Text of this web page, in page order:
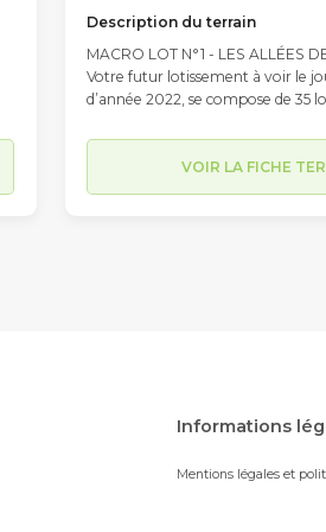
Description du terrain
MACRO LOT N°1 - LES ALLÉES
Votre futur lotissement à voir le
d’année 2022, se compose de 35
comportera également deux
750m2 (pouvant accueillir une
Situé à l’intersection des Chemin
(club de basket etc.) d’autre part,
propriétaire est libre de faire
VOIR LA FICHE
Informations
Mentions légales et